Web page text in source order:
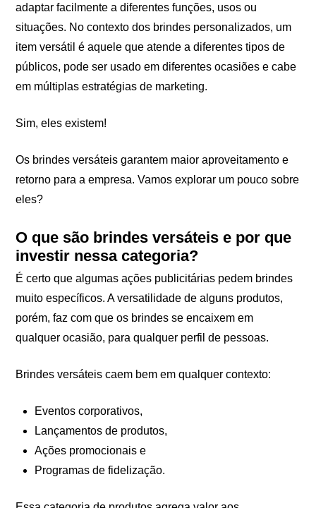
adaptar facilmente a diferentes funções, usos ou
situações. No contexto dos brindes personalizados, um
item versátil é aquele que atende a diferentes tipos de
públicos, pode ser usado em diferentes ocasiões e cabe
em múltiplas estratégias de marketing.
Sim, eles existem!
Os brindes versáteis garantem maior aproveitamento e
retorno para a empresa. Vamos explorar um pouco sobre
eles?
O que são brindes versáteis e por que
investir nessa categoria?
É certo que algumas ações publicitárias pedem brindes
muito específicos. A versatilidade de alguns produtos,
porém, faz com que os brindes se encaixem em
qualquer ocasião, para qualquer perfil de pessoas.
Brindes versáteis caem bem em qualquer contexto:
Eventos corporativos,
Lançamentos de produtos,
Ações promocionais e
Programas de fidelização.